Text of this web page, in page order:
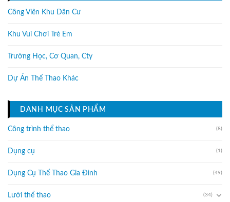
Công Viên Khu Dân Cư
Khu Vui Chơi Trẻ Em
Trường Học, Cơ Quan, Cty
Dự Án Thể Thao Khác
DANH MỤC SẢN PHẨM
Công trình thể thao (8)
Dụng cụ (1)
Dụng Cụ Thể Thao Gia Đình (49)
Lưới thể thao (34)